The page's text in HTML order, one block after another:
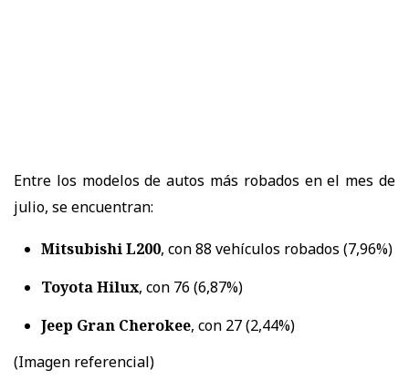
Entre los modelos de autos más robados en el mes de
julio, se encuentran:
Mitsubishi L200, con 88 vehículos robados (7,96%)
Toyota Hilux, con 76 (6,87%)
Jeep Gran Cherokee, con 27 (2,44%)
(Imagen referencial)